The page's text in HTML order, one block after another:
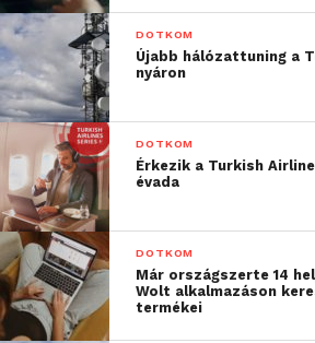
DOTKOM
Újabb hálózattuning a
nyáron
DOTKOM
Érkezik a Turkish
évada
DOTKOM
Már országszerte 14
Wolt alkalmazáson
termékei